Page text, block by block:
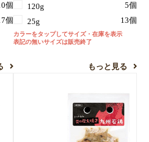
個
個
120g
5個
25g
13個
カラーをタップしてサイズ・在庫を表示
表記の無いサイズは販売終了
もっと見る